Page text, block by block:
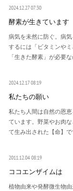
2024.12.27 07:30
酵素が生きています
病気を未然に防ぐ。病
するには「ビタミンや
「生きた酵素」が必要な
2024.12.17 08:19
私たちの願い
私たち人間は自然の恩
ています。野菜やお肉
て生み出された【命】
2011.12.04 08:19
ココエンザイムは
植物由来や発酵微生物